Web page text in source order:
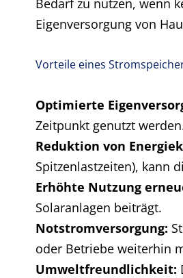
Bedarf zu nutzen, wenn
Eigenversorgung von
Vorteile eines
Optimierte
Zeitpunkt genutzt
Reduktion von
Spitzenlastzeiten), kann
Erhöhte Nutzung
Solaranlagen beiträgt.
Notstromversorgung:
oder Betriebe weiterhin
Umweltfreundlichkeit: